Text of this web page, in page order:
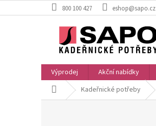
na
800 100 427 eshop@sapo.cz
Výprodej Akční nabídky
Domů Kadeřnické potřeby